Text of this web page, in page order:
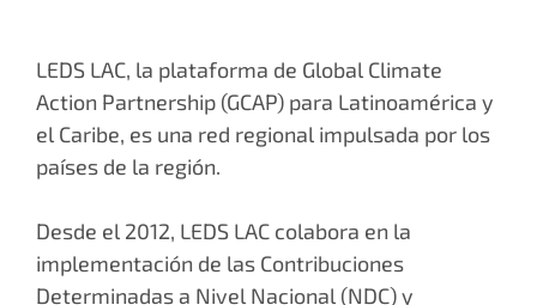
LEDS LAC, la plataforma de Global Climate
Action Partnership (GCAP) para Latinoamérica y
el Caribe, es una red regional impulsada por los
países de la región.
Desde el 2012, LEDS LAC colabora en la
implementación de las Contribuciones
Determinadas a Nivel Nacional (NDC) y